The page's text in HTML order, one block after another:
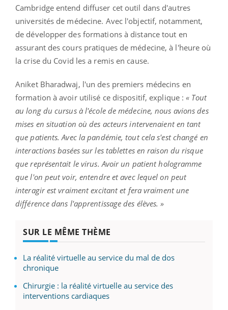
Cambridge entend diffuser cet outil dans d'autres
universités de médecine. Avec l'objectif, notamment,
de développer des formations à distance tout en
assurant des cours pratiques de médecine, à l'heure où
la crise du Covid les a remis en cause.
Aniket Bharadwaj, l'un des premiers médecins en
formation à avoir utilisé ce dispositif, explique :« Tout
au long du cursus à l'école de médecine, nous avions des
mises en situation où des acteurs intervenaient en tant
que patients. Avec la pandémie, tout cela s'est changé en
interactions basées sur les tablettes en raison du risque
que représentait le virus. Avoir un patient hologramme
que l'on peut voir, entendre et avec lequel on peut
interagir est vraiment excitant et fera vraiment une
différence dans l'apprentissage des élèves. »
SUR LE MÊME THÈME
La réalité virtuelle au service du mal de dos
chronique
Chirurgie : la réalité virtuelle au service des
interventions cardiaques